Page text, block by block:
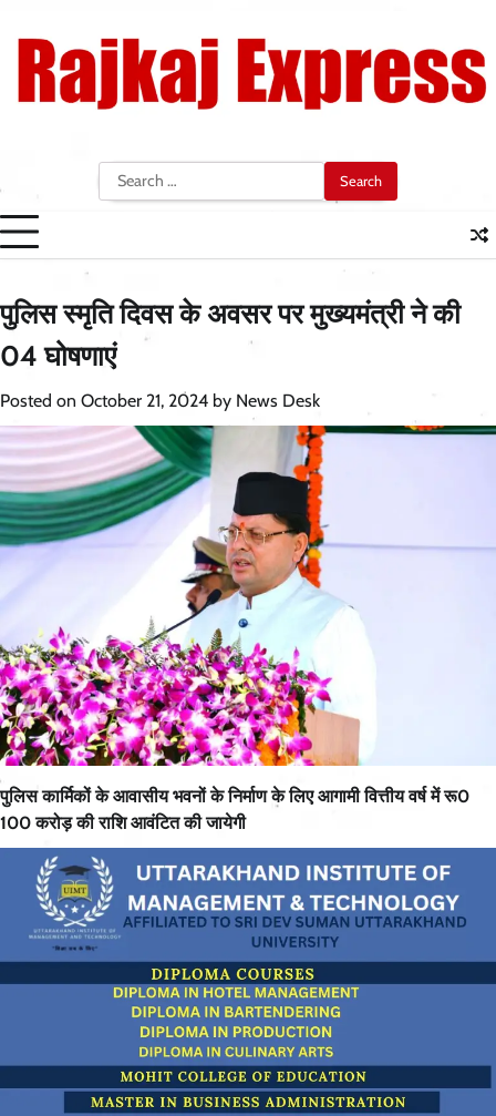
content
Search
for:
पुलिस स्मृति दिवस के अवसर पर मुख्यमंत्री ने की
04 घोषणाएं
Posted on October 21, 2024 by News Desk
पुलिस कार्मिकों के आवासीय भवनों के निर्माण के लिए आगामी वित्तीय वर्ष में रू0
100 करोड़ की राशि आवंटित की जायेगी